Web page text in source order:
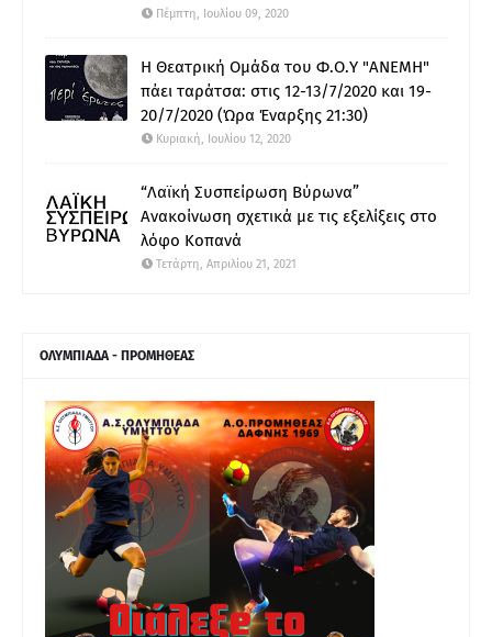
Πέμπτη, Ιουλίου 09, 2020
Η Θεατρική Ομάδα του Φ.Ο.Υ "ΑΝΕΜΗ"
πάει ταράτσα: στις 12-13/7/2020 και 19-
20/7/2020 (Ώρα Έναρξης 21:30)
Κυριακή, Ιουλίου 12, 2020
“Λαϊκή Συσπείρωση Βύρωνα”
Ανακοίνωση σχετικά με τις εξελίξεις στο
λόφο Κοπανά
Τετάρτη, Απριλίου 21, 2021
ΟΛΥΜΠΙΑΔΑ - ΠΡΟΜΗΘΕΑΣ